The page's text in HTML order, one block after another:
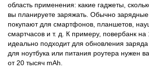
область применения: какие гаджеты,
вы планируете заряжать. Обычно зарядные
покупают для смартфонов, планшетов,
смартчасов и т. д. К примеру, повербанк на
идеально подходит для обновления
для ноутбука или питания роутера нужен
от 20 тысяч mAh.